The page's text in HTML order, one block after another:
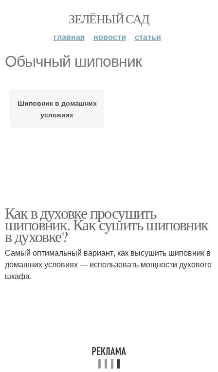
ЗЕЛЁНЫЙ САД
главная новости статьи
Обычный шиповник
Шиповник в домашних
условиях
Как в духовке просушить
шиповник. Как сушить шиповник
в духовке?
Самый оптимальный вариант, как высушить шиповник в
домашних условиях — использовать мощности духового
шкафа.